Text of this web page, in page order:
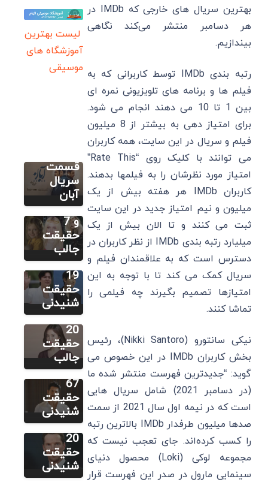
بهترین سریال های خارجی که IMDb در
هر دسامبر منتشر می‌کند نگاهی
بیندازیم.
رتبه بندی IMDb توسط کاربرانی که به
فیلم ها و برنامه های تلویزیونی نمره ای
بین 1 تا 10 می دهند انجام می شود.
برای امتیاز دهی به بیشتر از 8 میلیون
فیلم و سریال در این سایت، همه کاربران
می توانند با کلیک روی “Rate This”
امتیاز مورد نظرشان را به فیلمها بدهند.
کاربران IMDb هر هفته بیش از یک
میلیون و نیم امتیاز جدید در این سایت
ثبت می کنند و تا الان بیش از یک
میلیارد رتبه بندی IMDb از نظر کاربران در
دسترس است که به علاقمندان فیلم و
سریال کمک می کند تا با توجه به این
امتیازها تصمیم بگیرند چه فیلمی را
تماشا کنند.
نیکی سانتورو (Nikki Santoro)، رئیس
بخش کاربران IMDb در این خصوص می
گوید: “جدیدترین فهرست منتشر شده ما
(در دسامبر 2021) شامل سریال هایی
است که در نیمه اول سال 2021 از سمت
صدها میلیون طرفدار IMDb بالاترین رتبه
را کسب کرده‌اند. جای تعجب نیست که
مجموعه لوکی (Loki) محصول دنیای
سینمایی مارول در صدر این فهرست قرار
لیست بهترین
آموزشگاه های
موسیقی
سریال
قسمت
سریال
آبان
زندگینامه،
بهترین
فیلم و
سریال ها
و 7
حقیقت
جالب
سایر
لی مینهو:
زندگینامه،
بهترین
فیلم ها و
19
حقیقت
شنیدنی
سایر
سونگ هه
کیو:
زندگینامه،
بهترین
فیلم ها و
20
حقیقت
جالب
سایر
بوراک
اوزچیویت:
زندگینامه،
بهترین
فیلم ها و
67
حقیقت
شنیدنی
سایر
بندیکت
کامبربچ:
زندگینامه،
بهترین
فیلم ها و
20
حقیقت
شنیدنی